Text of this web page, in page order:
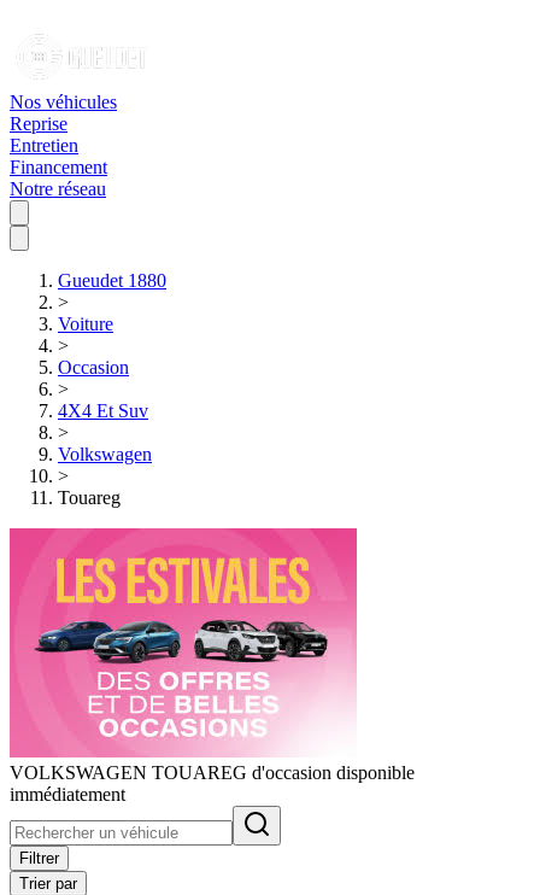
Nos véhicules
Reprise
Entretien
Financement
Notre réseau
Gueudet 1880
>
Voiture
>
Occasion
>
4X4 Et Suv
>
Volkswagen
>
Touareg
VOLKSWAGEN TOUAREG d'occasion disponible
immédiatement
Filtrer
Trier par